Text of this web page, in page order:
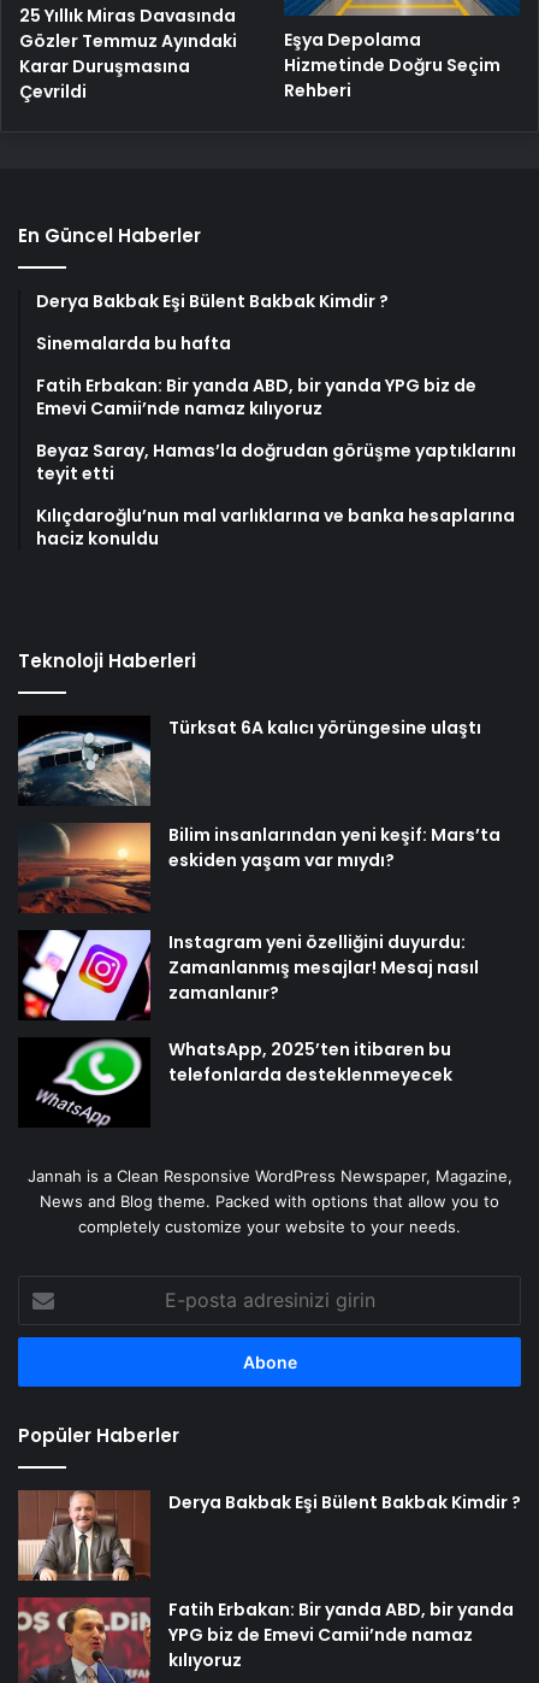
25 Yıllık Miras Davasında
Gözler Temmuz Ayındaki
Karar Duruşmasına
Çevrildi
Eşya Depolama
Hizmetinde Doğru Seçim
Rehberi
En Güncel Haberler
Derya Bakbak Eşi Bülent Bakbak Kimdir ?
Sinemalarda bu hafta
Fatih Erbakan: Bir yanda ABD, bir yanda YPG biz de
Emevi Camii’nde namaz kılıyoruz
Beyaz Saray, Hamas’la doğrudan görüşme yaptıklarını
teyit etti
Kılıçdaroğlu’nun mal varlıklarına ve banka hesaplarına
haciz konuldu
Teknoloji Haberleri
Türksat 6A kalıcı yörüngesine ulaştı
Bilim insanlarından yeni keşif: Mars’ta
eskiden yaşam var mıydı?
Instagram yeni özelliğini duyurdu:
Zamanlanmış mesajlar! Mesaj nasıl
zamanlanır?
WhatsApp, 2025’ten itibaren bu
telefonlarda desteklenmeyecek
Jannah is a Clean Responsive WordPress Newspaper, Magazine,
News and Blog theme. Packed with options that allow you to
completely customize your website to your needs.
posta
adresinizi
Popüler Haberler
Derya Bakbak Eşi Bülent Bakbak Kimdir ?
Fatih Erbakan: Bir yanda ABD, bir yanda
YPG biz de Emevi Camii’nde namaz
kılıyoruz